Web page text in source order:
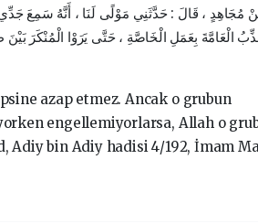
مُجَاهِدٍ ، قَالَ : حَدَّثَنِي مَوْلًى لَنَا ، أَنَّهُ سَمِعَ
الْعَامَّةَ بِعَمَلِ الْخَاصَّةِ ، حَتَّى يَرَوْا الْمُنْكَرَ بَيْنَ
azap etmez. Ancak o grubun
engellemiyorlarsa, Allah o
Adiy bin Adiy hadisi 4/192, İmam